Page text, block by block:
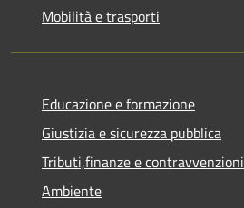
Mobilità e trasporti
Educazione e formazione
Giustizia e sicurezza pubblica
Tributi,finanze e contravvenzioni
Ambiente